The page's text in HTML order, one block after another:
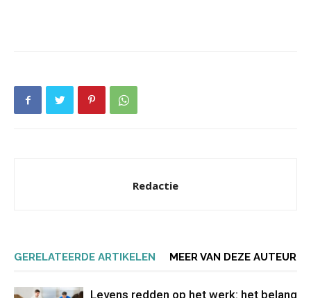
Redactie
GERELATEERDE ARTIKELEN MEER VAN DEZE AUTEUR
Levens redden op het werk: het belang